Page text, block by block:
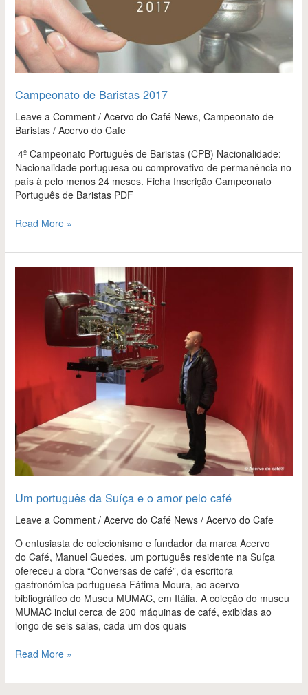
Campeonato de Baristas 2017
Leave a Comment / Acervo do Café News, Campeonato de
Baristas/ Acervo do Cafe
4º Campeonato Português de Baristas (CPB) Nacionalidade:
Nacionalidade portuguesa ou comprovativo de permanência no
país à pelo menos 24 meses. Ficha Inscrição Campeonato
Português de Baristas PDF
Read More »
Um português da Suíça e o amor pelo café
Leave a Comment / Acervo do Café News/ Acervo do Cafe
O entusiasta de colecionismo e fundador da marca Acervo
do Café, Manuel Guedes, um português residente na Suíça
ofereceu a obra “Conversas de café”, da escritora
gastronómica portuguesa Fátima Moura, ao acervo
bibliográfico do Museu MUMAC, em Itália. A coleção do museu
MUMAC inclui cerca de 200 máquinas de café, exibidas ao
longo de seis salas, cada um dos quais
português
café
Read More »